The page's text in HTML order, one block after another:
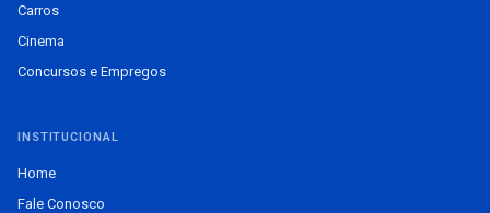
Carros
Cinema
Concursos e Empregos
INSTITUCIONAL
Home
Fale Conosco